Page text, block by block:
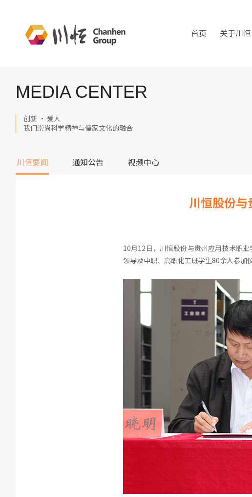
首页 关于川恒
MEDIA CENTER
创新 · 爱人
我们崇尚科学精神与儒家文化的融合
川恒要闻 通知公告 视频中心
川恒股份
10月12日，川恒股份与贵州应用技术职
领导及中职、高职化工班学生80余人参加仪